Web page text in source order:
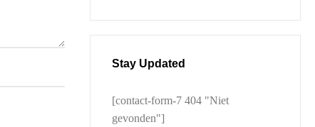
Stay Updated
[contact-form-7 404 "Niet
gevonden"]